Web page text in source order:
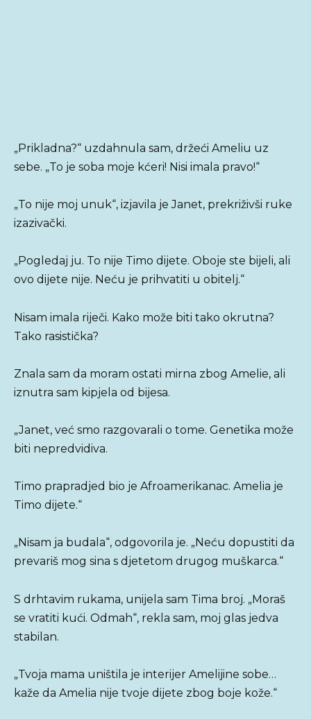
„Prikladna?“ uzdahnula sam, držeći Ameliu uz
sebe. „To je soba moje kćeri! Nisi imala pravo!“
„To nije moj unuk“, izjavila je Janet, prekriživši ruke
izazivački.
„Pogledaj ju. To nije Timo dijete. Oboje ste bijeli, ali
ovo dijete nije. Neću je prihvatiti u obitelj.“
Nisam imala riječi. Kako može biti tako okrutna?
Tako rasistička?
Znala sam da moram ostati mirna zbog Amelie, ali
iznutra sam kipjela od bijesa.
„Janet, već smo razgovarali o tome. Genetika može
biti nepredvidiva.
Timo prapradjed bio je Afroamerikanac. Amelia je
Timo dijete.“
„Nisam ja budala“, odgovorila je. „Neću dopustiti da
prevariš mog sina s djetetom drugog muškarca.“
S drhtavim rukama, unijela sam Tima broj. „Moraš
se vratiti kući. Odmah“, rekla sam, moj glas jedva
stabilan.
„Tvoja mama uništila je interijer Amelijine sobe…
kaže da Amelia nije tvoje dijete zbog boje kože.“